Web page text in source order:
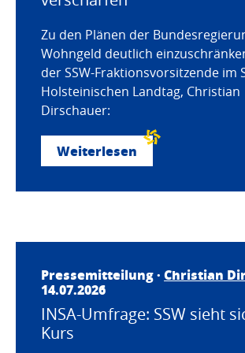
Zu den Plänen der
Wohngeld deutlich
der SSW-Fraktionsvorsitzende im
Holsteinischen Landtag, Christian
Dirschauer:
Weiterlesen
Pressemitteilung · Christian
14.07.2026
INSA-Umfrage: SSW sieht
Kurs